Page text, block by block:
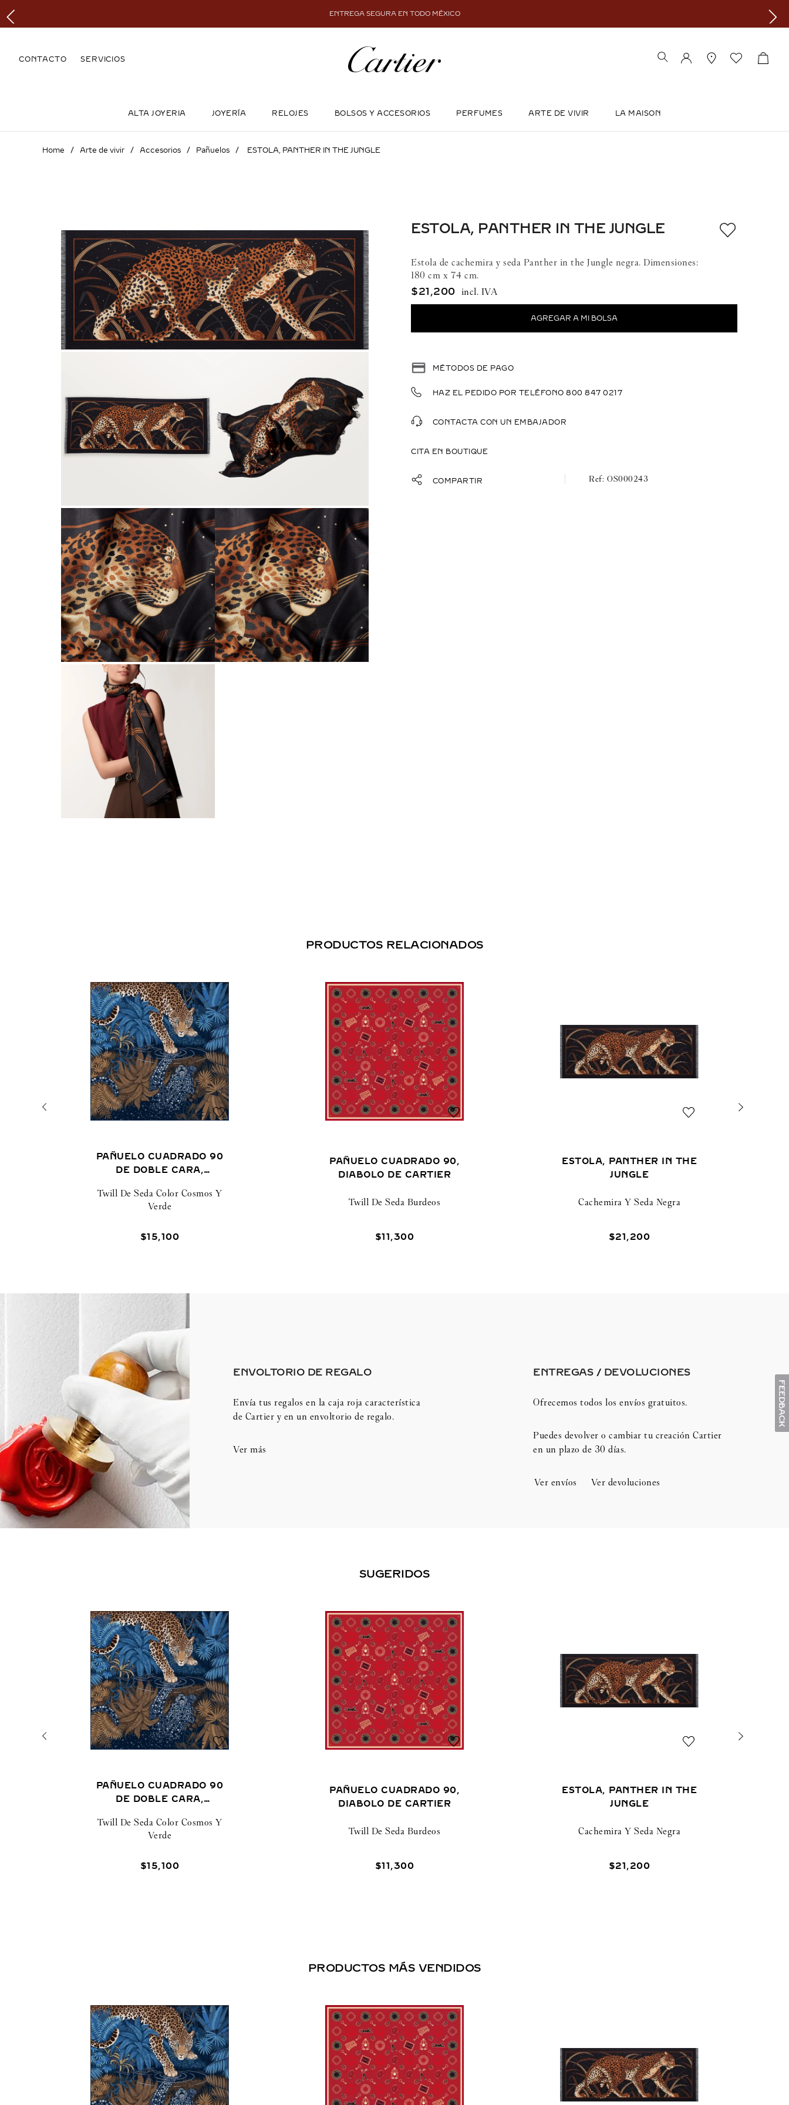
ENTREGA SEGURA EN TODO MÉXICO
CONTACTO SERVICIOS
ALTA JOYERIA JOYERÍA RELOJES BOLSOS Y ACCESORIOS PERFUMES ARTE DE VIVIR LA MAISON
Arte de vivir Accesorios Pañuelos ESTOLA, PANTHER IN THE JUNGLE
ESTOLA, PANTHER IN THE JUNGLE
Estola de cachemira y seda Panther in the Jungle negra. Dimensiones:
180 cm x 74 cm.
$21 ,200
MÉTODOS DE PAGO
HAZ EL PEDIDO POR TELÉFONO 800 847 0217
CONTACTA CON UN EMBAJADOR
CITA EN BOUTIQUE
COMPARTIR OS000243
PRODUCTOS RELACIONADOS
PAÑUELO CUADRADO 90
DE DOBLE CARA,
Twill De Seda Color Cosmos Y
Verde
$15,100
PAÑUELO CUADRADO 90,
DIABOLO DE CARTIER
Twill De Seda Burdeos
$11 ,300
ESTOLA, PANTHER IN THE
JUNGLE
Cachemira Y Seda Negra
$21 ,200
ENVOLTORIO DE REGALO
Envía tus regalos en la caja roja característica
de Cartier y en un envoltorio de regalo.
Ver más
ENTREGAS / DEVOLUCIONES​
Ofrecemos todos los envíos gratuitos.
Puedes devolver o cambiar tu creación Cartier
en un plazo de 30 días.​
Ver envíos Ver devoluciones
SUGERIDOS
PAÑUELO CUADRADO 90
DE DOBLE CARA,
Twill De Seda Color Cosmos Y
Verde
$15,100
PAÑUELO CUADRADO 90,
DIABOLO DE CARTIER
Twill De Seda Burdeos
$11 ,300
ESTOLA, PANTHER IN THE
JUNGLE
Cachemira Y Seda Negra
$21 ,200
PRODUCTOS MÁS VENDIDOS